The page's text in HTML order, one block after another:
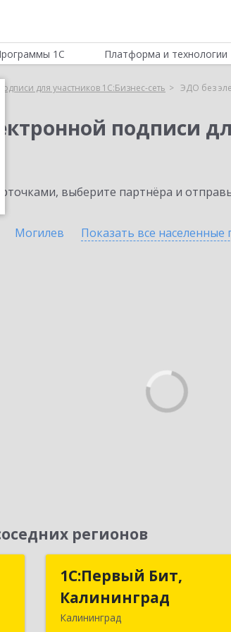
1С Платформа и технологии
для участников 1С:Бизнес-сеть ЭДО без
подписи
выберите партнёра и
Могилев Показать все населенные
регионов
1С:Первый Бит,
Калининград
Калининград